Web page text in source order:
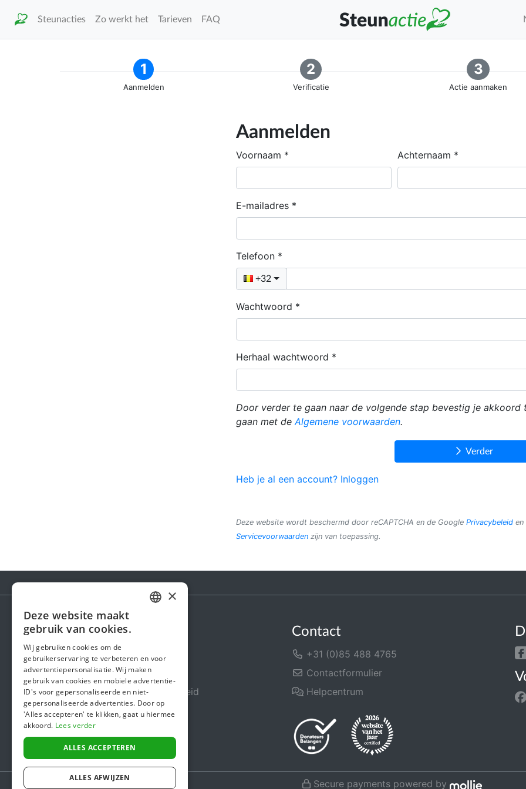
Steunacties Zo werkt het Tarieven FAQ
1
Aanmelden
2
Verificatie
3
Actie aanmaken
Aanmelden
Voornaam Achternaam
E-mailadres
Telefoon
Calling Code
+32
Wachtwoord
Herhaal wachtwoord
Door verder te gaan naar de volgende stap bevestig je akkoord
gaan met deAlgemene voorwaarden.
Verder
Heb je al een account? Inloggen
Deze website wordt beschermd door reCAPTCHA en de Google Privacybeleid en
Servicevoorwaarden zijn van toepassing.
Steunactie
Over ons
In de media
Veiligheid & Betrouwbaarheid
Algemene voorwaarden
Privacybeleid
Cookiebeleid
Contact
+31 (0)85 488 4765
Contactformulier
Helpcentrum
Secure payments powered by
ENGLISH
×
Deze website maakt
gebruik van cookies.
Wij gebruiken cookies om de
gebruikerservaring te verbeteren en voor
advertentiepersonalisatie. Wij maken
gebruik van cookies en mobiele advertentie-
ID's voor gepersonaliseerde en niet-
gepersonaliseerde advertenties. Door op
'Alles accepteren' te klikken, gaat u hiermee
akkoord. Lees verder
ALLES ACCEPTEREN
ALLES AFWIJZEN